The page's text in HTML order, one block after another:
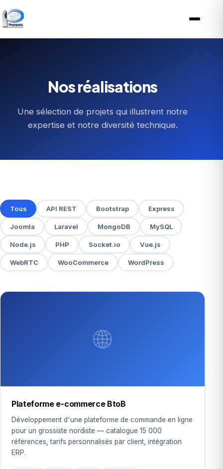
Nos réalisations
Une sélection de projets qui illustrent notre
expertise et notre diversité technique.
Tous API REST Bootstrap Express
Joomla Laravel MongoDB MySQL
Node.js PHP Socket.io Vue.js
WebRTC WooCommerce WordPress
🌐
Plateforme e-commerce BtoB
Développement d'une plateforme de commande en ligne
pour un grossiste nordiste — catalogue 15 000
références, tarifs personnalisés par client, intégration
ERP.